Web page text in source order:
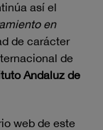
así el
en
de carácter
de
Andaluz de
web de este